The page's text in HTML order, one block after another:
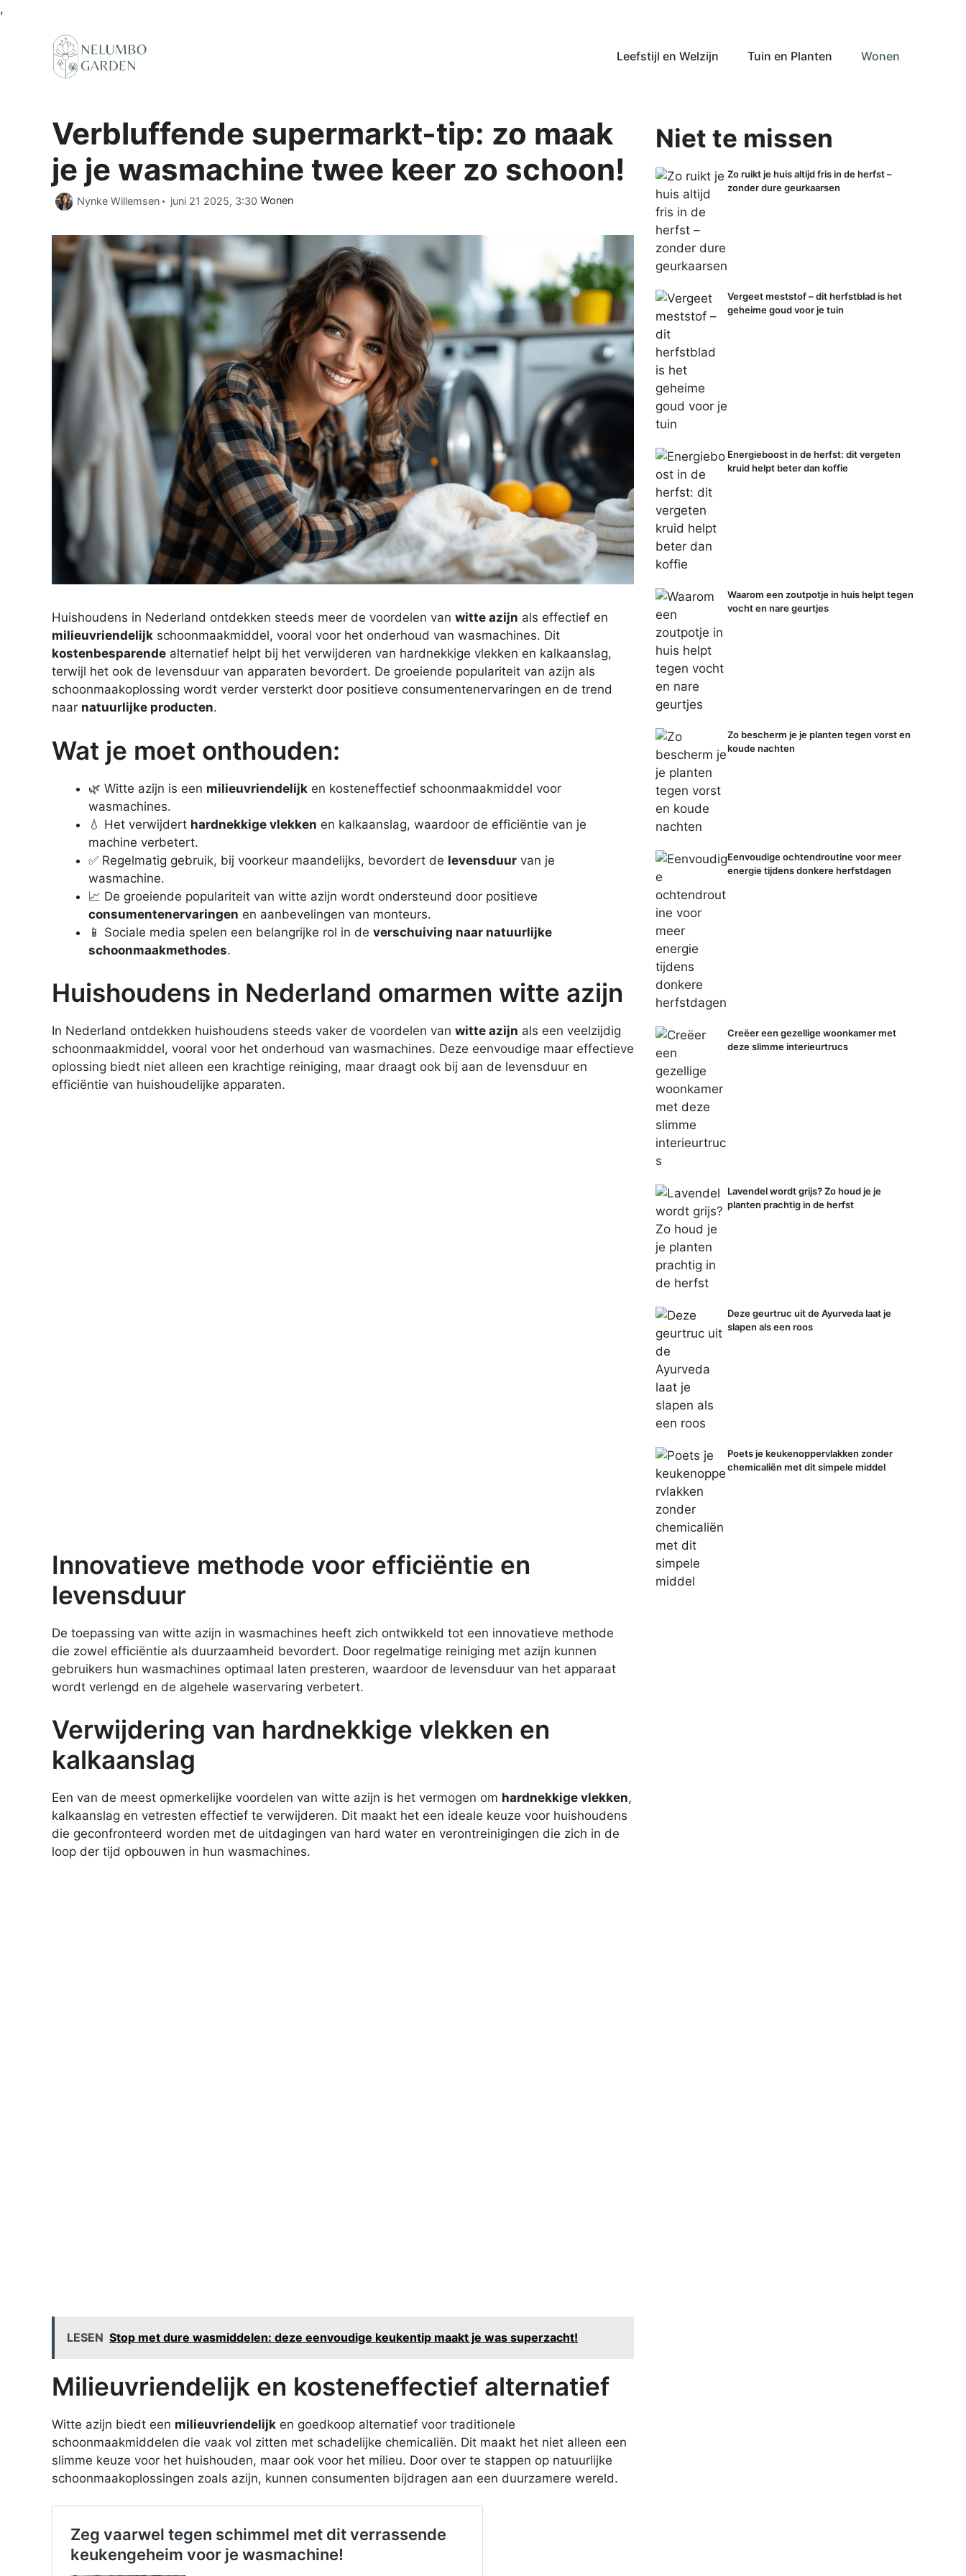
,
Leefstijl en Welzijn Tuin en Planten Wonen
Verbluffende supermarkt-tip: zo maak
je je wasmachine twee keer zo schoon!
Nynke Willemsen juni 21 2025, 3:30 Categorieën
Wonen
Huishoudens in Nederland ontdekken steeds meer de voordelen van witte azijn als effectief en
milieuvriendelijk schoonmaakmiddel, vooral voor het onderhoud van wasmachines. Dit
kostenbesparende alternatief helpt bij het verwijderen van hardnekkige vlekken en kalkaanslag,
terwijl het ook de levensduur van apparaten bevordert. De groeiende populariteit van azijn als
schoonmaakoplossing wordt verder versterkt door positieve consumentenervaringen en de trend
naar natuurlijke producten.
Wat je moet onthouden:
🌿 Witte azijn is een milieuvriendelijk en kosteneffectief schoonmaakmiddel voor
wasmachines.
💧 Het verwijdert hardnekkige vlekken en kalkaanslag, waardoor de efficiëntie van je
machine verbetert.
✅ Regelmatig gebruik, bij voorkeur maandelijks, bevordert de levensduur van je
wasmachine.
📈 De groeiende populariteit van witte azijn wordt ondersteund door positieve
consumentenervaringen en aanbevelingen van monteurs.
📱 Sociale media spelen een belangrijke rol in de verschuiving naar natuurlijke
schoonmaakmethodes.
Huishoudens in Nederland omarmen witte azijn
In Nederland ontdekken huishoudens steeds vaker de voordelen van witte azijn als een veelzijdig
schoonmaakmiddel, vooral voor het onderhoud van wasmachines. Deze eenvoudige maar effectieve
oplossing biedt niet alleen een krachtige reiniging, maar draagt ook bij aan de levensduur en
efficiëntie van huishoudelijke apparaten.
Innovatieve methode voor efficiëntie en
levensduur
De toepassing van witte azijn in wasmachines heeft zich ontwikkeld tot een innovatieve methode
die zowel efficiëntie als duurzaamheid bevordert. Door regelmatige reiniging met azijn kunnen
gebruikers hun wasmachines optimaal laten presteren, waardoor de levensduur van het apparaat
wordt verlengd en de algehele waservaring verbetert.
Verwijdering van hardnekkige vlekken en
kalkaanslag
Een van de meest opmerkelijke voordelen van witte azijn is het vermogen om hardnekkige vlekken,
kalkaanslag en vetresten effectief te verwijderen. Dit maakt het een ideale keuze voor huishoudens
die geconfronteerd worden met de uitdagingen van hard water en verontreinigingen die zich in de
loop der tijd opbouwen in hun wasmachines.
LESEN Stop met dure wasmiddelen: deze eenvoudige keukentip maakt je was superzacht!
Milieuvriendelijk en kosteneffectief alternatief
Witte azijn biedt een milieuvriendelijk en goedkoop alternatief voor traditionele
schoonmaakmiddelen die vaak vol zitten met schadelijke chemicaliën. Dit maakt het niet alleen een
slimme keuze voor het huishouden, maar ook voor het milieu. Door over te stappen op natuurlijke
schoonmaakoplossingen zoals azijn, kunnen consumenten bijdragen aan een duurzamere wereld.
Niet te missen
Zo ruikt je huis altijd fris in de herfst –
zonder dure geurkaarsen
Vergeet meststof – dit herfstblad is het
geheime goud voor je tuin
Energieboost in de herfst: dit vergeten
kruid helpt beter dan koffie
Waarom een zoutpotje in huis helpt tegen
vocht en nare geurtjes
Zo bescherm je je planten tegen vorst en
koude nachten
Eenvoudige ochtendroutine voor meer
energie tijdens donkere herfstdagen
Creëer een gezellige woonkamer met
deze slimme interieurtrucs
Lavendel wordt grijs? Zo houd je je
planten prachtig in de herfst
Deze geurtruc uit de Ayurveda laat je
slapen als een roos
Poets je keukenoppervlakken zonder
chemicaliën met dit simpele middel